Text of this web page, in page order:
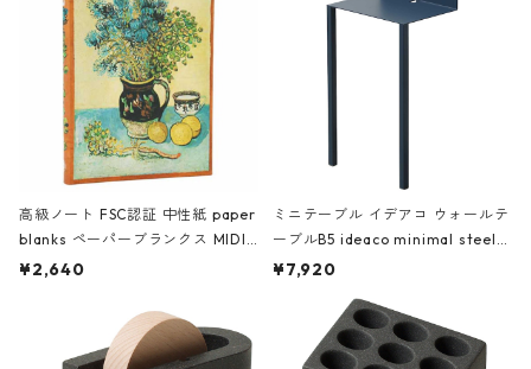
高級ノート FSC認証 中性紙 paper
blanks ペーパーブランクス MIDI
ハードカバー 罫線 ヴァン・ゴッホ
¥2,640
ミニテーブル イデアコ ウォールテ
ーブルB5 ideaco minimal steel f
urniture WALL Table B5 ネイビー
¥7,920